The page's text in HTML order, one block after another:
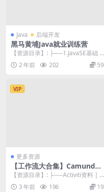
Java 后端开发
黑马黄埔Java就业训练营
【资源目录】: ├──1.JavaSE基础 |
└──ppt | | ├──da...
2 年前 202 59
VIP
更多资源
【工作流大合集】Camunda+
Flowable（基础篇+高级篇）
+Activiti7
【资源目录】: ├──Activiti资料 |
├──2022版本 | ...
3 年前 196 19